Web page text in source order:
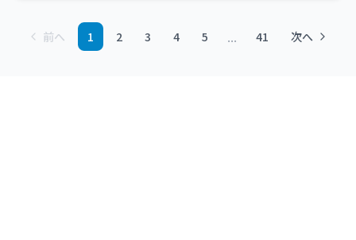
前へ 1 2 3 4 5 ... 41 次へ